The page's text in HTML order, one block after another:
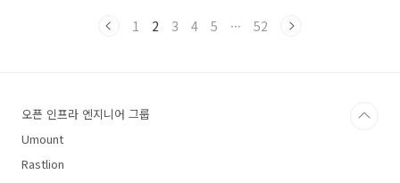
product.kyobobook.co.kr책은 혼자가 아니
자는 말한다.그 방식으로는 팀이 절대 성장하지
않는다.팀장의 성과는 내 성과가 아니라 팀원들
라 코치다실무..
1 2 3 4 5 ··· 52
오픈 인프라 엔지니어 그룹
Umount
Rastlion